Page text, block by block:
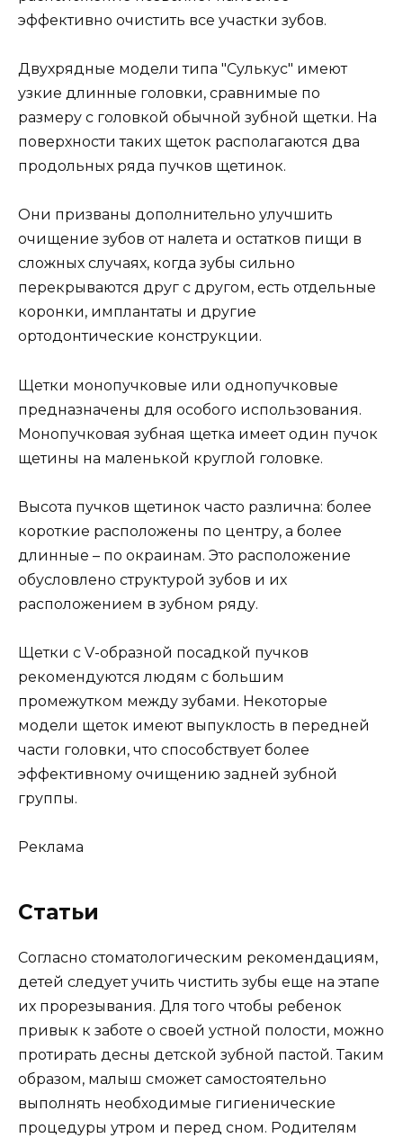
эффективно очистить все участки зубов.
Двухрядные модели типа "Сулькус" имеют
узкие длинные головки, сравнимые по
размеру с головкой обычной зубной щетки. На
поверхности таких щеток располагаются два
продольных ряда пучков щетинок.
Они призваны дополнительно улучшить
очищение зубов от налета и остатков пищи в
сложных случаях, когда зубы сильно
перекрываются друг с другом, есть отдельные
коронки, имплантаты и другие
ортодонтические конструкции.
Щетки монопучковые или однопучковые
предназначены для особого использования.
Монопучковая зубная щетка имеет один пучок
щетины на маленькой круглой головке.
Высота пучков щетинок часто различна: более
короткие расположены по центру, а более
длинные – по окраинам. Это расположение
обусловлено структурой зубов и их
расположением в зубном ряду.
Щетки с V-образной посадкой пучков
рекомендуются людям с большим
промежутком между зубами. Некоторые
модели щеток имеют выпуклость в передней
части головки, что способствует более
эффективному очищению задней зубной
группы.
Реклама
Статьи
Согласно стоматологическим рекомендациям,
детей следует учить чистить зубы еще на этапе
их прорезывания. Для того чтобы ребенок
привык к заботе о своей устной полости, можно
протирать десны детской зубной пастой. Таким
образом, малыш сможет самостоятельно
выполнять необходимые гигиенические
процедуры утром и перед сном. Родителям